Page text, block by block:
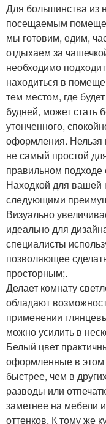
Для большинства из
посещаемым
мы готовим, едим,
отдыхаем за
необходимо
находиться в
тем местом, где
будней, может стать
утонченного,
оформления. Нельзя
не самый простой
правильном подходе
Находкой для вашей
следующими
Визуально
идеально для
специалисты
позволяющее
просторным;.
Делает комнату
обладают
применении
можно усилить в
Белый цвет
оформленные в этом
быстрее, чем в
разводы или
заметнее на мебели
оттенков. К тому же